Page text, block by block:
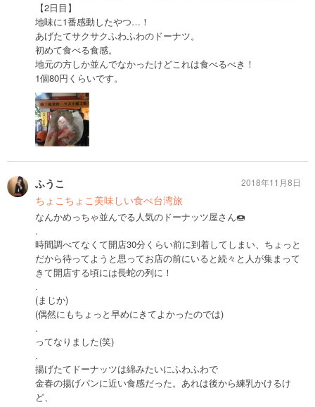
【2日目】
地味に1番感動したやつ…！
あげたてサクサクふわふわのドーナツ。
初めて食べる食感。
地元の方しか並んでなかったけどこれは食べるべき！
1個80円くらいです。
ふうこ
ちょこちょこ美味しい食べ台湾旅
なんかめっちゃ並んでる人気のドーナッツ屋さん🍩
.
時間調べてなくて開店30分くらい前に到着してしまい、ちょっと
だから待ってようと思ってお店の前にいると続々と人が集まって
きて開店する頃には長蛇の列に！
.
(まじか)
(偶然にもちょっと早めにきてよかったのでは)
.
ってなりました(笑)
.
揚げたてドーナッツは綿みたいにふわふわで
金春の揚げパンに近い食感だった。あれは後から練乳かけるけ
ど、
2018年11月8日